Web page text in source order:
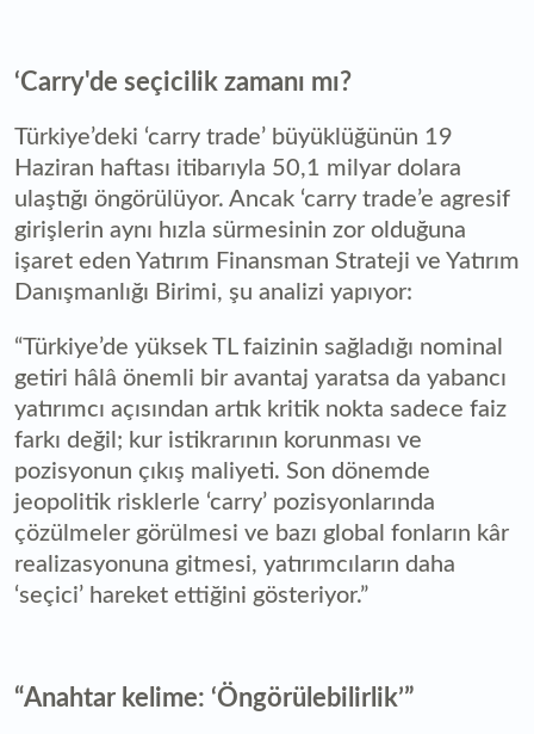
‘Carry'de seçicilik zamanı mı?
Türkiye’deki ‘carry trade’ büyüklüğünün 19
Haziran haftası itibarıyla 50,1 milyar dolara
ulaştığı öngörülüyor. Ancak ‘carry trade’e agresif
girişlerin aynı hızla sürmesinin zor olduğuna
işaret eden Yatırım Finansman Strateji ve Yatırım
Danışmanlığı Birimi, şu analizi yapıyor:
“Türkiye’de yüksek TL faizinin sağladığı nominal
getiri hâlâ önemli bir avantaj yaratsa da yabancı
yatırımcı açısından artık kritik nokta sadece faiz
farkı değil; kur istikrarının korunması ve
pozisyonun çıkış maliyeti. Son dönemde
jeopolitik risklerle ‘carry’ pozisyonlarında
çözülmeler görülmesi ve bazı global fonların kâr
realizasyonuna gitmesi, yatırımcıların daha
‘seçici’ hareket ettiğini gösteriyor.”
“Anahtar kelime: ‘Öngörülebilirlik’”